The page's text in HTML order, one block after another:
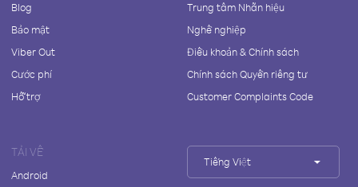
Blog
Bảo mật
Viber Out
Cước phí
Hỗ trợ
Trung tâm Nhãn hiệu
Nghề nghiệp
Điều khoản & Chính sách
Chính sách Quyền riêng tư
Customer Complaints Code
TẢI VỀ
Android
Tiếng Việt